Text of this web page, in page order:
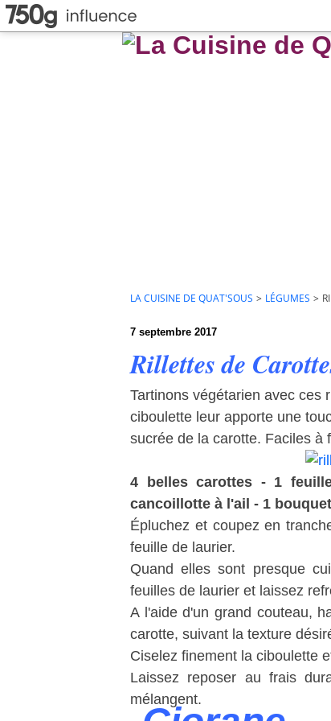
LA CUISINE DE QUAT'SOUS > LÉGUMES >
7 septembre 2017
Rillettes de
Tartinons végétarien avec ces
ciboulette leur apporte une
sucrée de la carotte. Faciles à
4 belles carottes - 1
cancoillotte à l'ail - 1
Épluchez et coupez en
feuille de laurier.
Quand elles sont presque
feuilles de laurier et laissez
A l'aide d'un grand couteau,
carotte, suivant la texture
Ciselez finement la ciboulette
Laissez reposer au frais
mélangent.